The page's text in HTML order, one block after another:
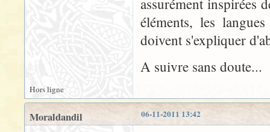
assurément inspirées
éléments, les
doivent s'expliquer
A suivre sans doute...
Hors ligne
06-11-2011 13:42
Moraldandil